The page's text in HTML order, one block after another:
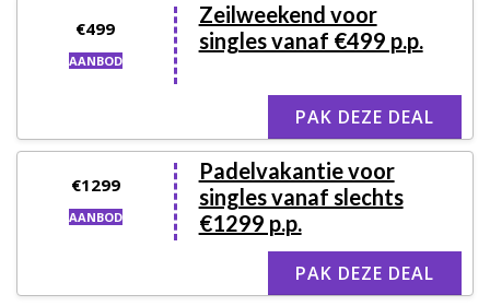
€499
AANBOD
Zeilweekend voor
singles vanaf €499 p.p.
PAK DEZE DEAL
€1299
AANBOD
Padelvakantie voor
singles vanaf slechts
€1299 p.p.
PAK DEZE DEAL